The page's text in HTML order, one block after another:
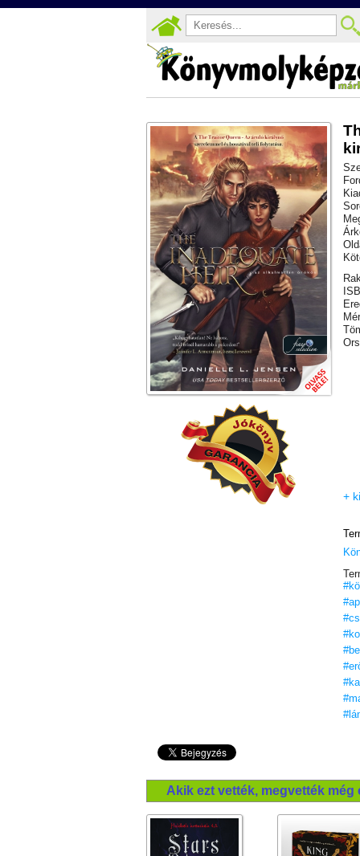
+
Akik ezt vették, megvették még